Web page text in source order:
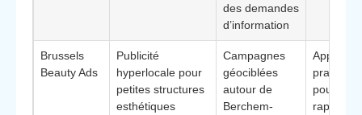
des demandes
d’information
Brussels
Beauty Ads
Publicité
hyperlocale pour
petites structures
esthétiques
Campagnes
géociblées
autour de
Berchem-
pour